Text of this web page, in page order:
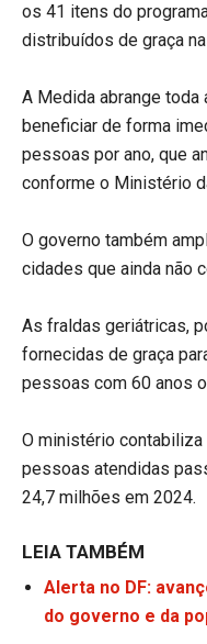
os 41 itens do
distribuídos de graça
A Medida abrange toda
beneficiar de forma
pessoas por ano, que
conforme o Ministério
O governo também
cidades que ainda não
As fraldas geriátricas,
fornecidas de graça
pessoas com 60 anos
O ministério
pessoas atendidas
24,7 milhões em 2024.
LEIA TAMBÉM
Alerta no DF:
do governo e da